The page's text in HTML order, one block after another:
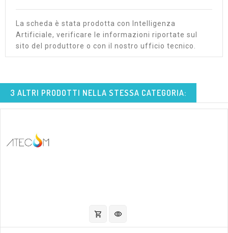
La scheda è stata prodotta con Intelligenza
Artificiale, verificare le informazioni riportate sul
sito del produttore o con il nostro ufficio tecnico.
3 ALTRI PRODOTTI NELLA STESSA CATEGORIA:
shopping_cart visibility